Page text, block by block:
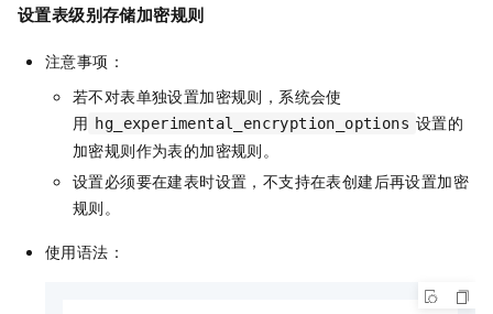
设置表级别存储加密规则
注意事项：
若不对表单独设置加密规则，系统会使
用 hg_experimental_encryption_options 设置的
加密规则作为表的加密规则。
设置必须要在建表时设置，不支持在表创建后再设置加密
规则。
使用语法：